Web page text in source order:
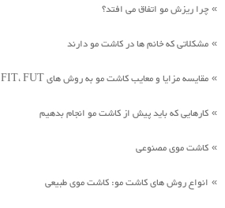
» چرا ریزش مو اتفاق می افتد؟
» مشکلاتی که خانم ها در کاشت مو دارند
» مقایسه مزایا و معایب کاشت مو به روش های FIT، FUT و SUT
» کارهایی که باید پیش از کاشت مو انجام بدهیم
» کاشت موی مصنوعی
» انواع روش های کاشت مو: کاشت موی طبیعی